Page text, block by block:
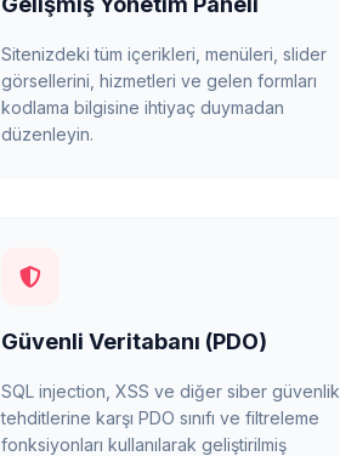
Sitenizdeki tüm içerikleri, menüleri, slider
görsellerini, hizmetleri ve gelen formları
kodlama bilgisine ihtiyaç duymadan
düzenleyin.
Güvenli Veritabanı (PDO)
SQL injection, XSS ve diğer siber güvenlik
tehditlerine karşı PDO sınıfı ve filtreleme
fonksiyonları kullanılarak geliştirilmiş